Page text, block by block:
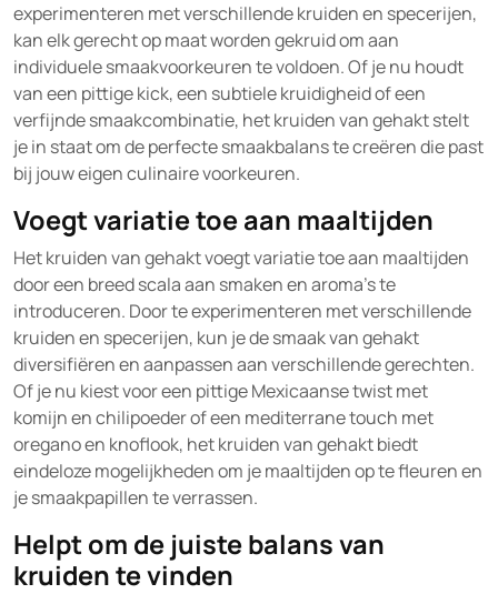
experimenteren met verschillende kruiden en specerijen,
kan elk gerecht op maat worden gekruid om aan
individuele smaakvoorkeuren te voldoen. Of je nu houdt
van een pittige kick, een subtiele kruidigheid of een
verfijnde smaakcombinatie, het kruiden van gehakt stelt
je in staat om de perfecte smaakbalans te creëren die past
bij jouw eigen culinaire voorkeuren.
Voegt variatie toe aan maaltijden
Het kruiden van gehakt voegt variatie toe aan maaltijden
door een breed scala aan smaken en aroma’s te
introduceren. Door te experimenteren met verschillende
kruiden en specerijen, kun je de smaak van gehakt
diversifiëren en aanpassen aan verschillende gerechten.
Of je nu kiest voor een pittige Mexicaanse twist met
komijn en chilipoeder of een mediterrane touch met
oregano en knoflook, het kruiden van gehakt biedt
eindeloze mogelijkheden om je maaltijden op te fleuren en
je smaakpapillen te verrassen.
Helpt om de juiste balans van
kruiden te vinden